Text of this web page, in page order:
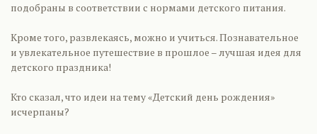
подобраны в соответствии с нормами детского питания.
Кроме того, развлекаясь, можно и учиться. Познавательное
и увлекательное путешествие в прошлое – лучшая идея для
детского праздника!
Кто сказал, что идеи на тему «Детский день рождения»
исчерпаны?